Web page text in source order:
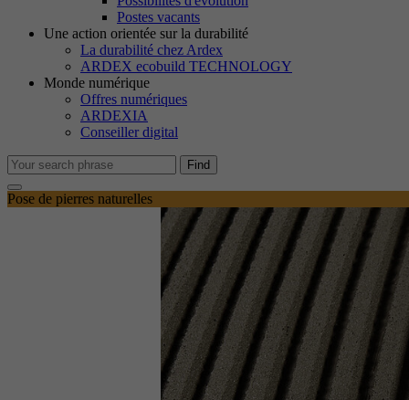
Postes vacants
Une action orientée sur la durabilité
La durabilité chez Ardex
ARDEX ecobuild TECHNOLOGY
Monde numérique
Offres numériques
ARDEXIA
Conseiller digital
Find
Pose de pierres naturelles